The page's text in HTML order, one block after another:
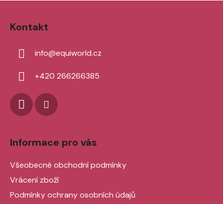
Kontakt
info@equiworld.cz
+420 266266385
Informace pro vás
Všeobecné obchodní podmínky
Vrácení zboží
Podmínky ochrany osobních údajů